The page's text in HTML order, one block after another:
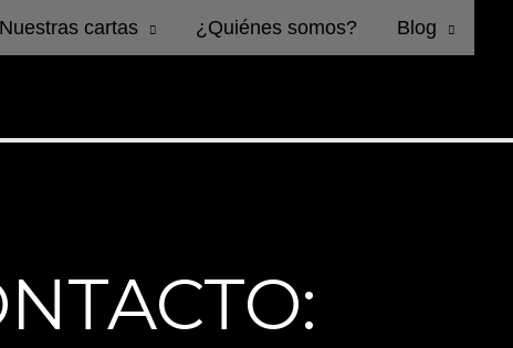
Nuestras cartas ¿Quiénes somos? Blog